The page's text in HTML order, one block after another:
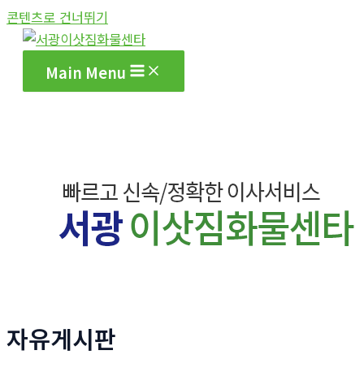
콘텐츠로 건너뛰기
Main Menu
자유게시판